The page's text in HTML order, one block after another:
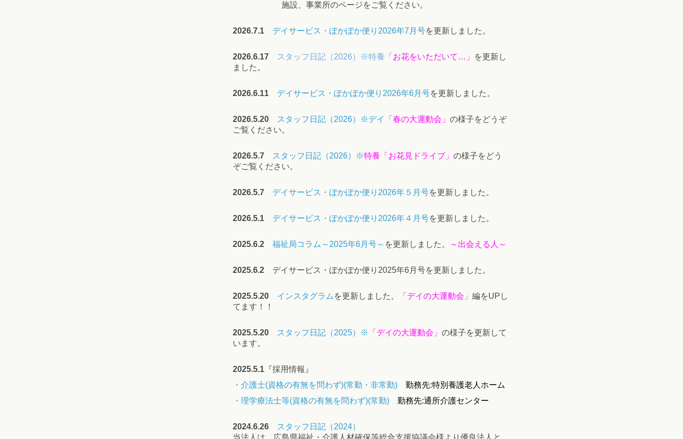
施設、事業所のページをご覧ください。
2026.7.1 デイサービス・ぽかぽか便り2026年7月号を更新しました。
2026.6.17 スタッフ日記（2026）※特養 「お花をいただいて… 」
を更新し
ました。
2026.6.11 デイサービス・ぽかぽか便り2026年6月号を更新しました。
2026.5.20 スタッフ日記（2026） ※デイ 「 春の大運動会 」 の様子をどうぞ
ご覧ください。
2026.5.7 スタッフ日記（2026） ※特養「お花見 ドライブ」 の様子をどう
ぞご覧ください。
2026.5.7 デイサービス・ぽかぽか便り2026年５月号を更新しました。
2026.5.1 デイサービス・ぽかぽか便り2026年４月号を更新しました。
2025.6.2 福祉局コラム～2025年6月号～ を更新しました。 ～出会える人 ～
2025.6.2 デイサービス・ぽかぽか便り2025年6月号を更新しました。
2025.5.20 インスタグラム を更新しました。 「デイの大運動会 」 編をUPし
てます！！
2025.5.20 スタッフ日記（2025）※ 「デイの大運動会 」 の様子を更新して
います。
2025.5.1『採用情報』
・介護士(資格の有無を問わず)(常勤・非常勤)勤務先:特別養護老人ホーム
・理学療法士等(資格の有無を問わず)(常勤)
勤務先:通所介護センター
2024.6.26
スタッフ日記（2024）